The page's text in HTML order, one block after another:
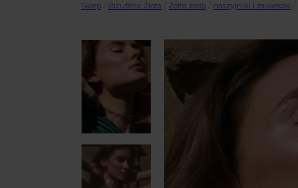
Sklep Biżuteria Złota Żółte złoto naszyjniki i zawieszki